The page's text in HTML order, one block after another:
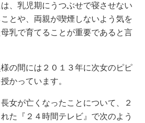
、乳児期にうつぶせで寝させない
とや、両親が喫煙しないよう気を
乳で育てることが重要であると言
の間には２０１３年に次女のピピ
かっています。
女が亡くなったことについて、２
た『２４時間テレビ』で次のよう